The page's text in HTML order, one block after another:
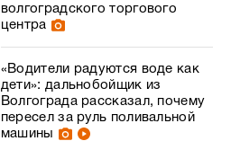
волгоградского торгового
центра
«Водители радуются воде как
дети»: дальнобойщик из
Волгограда рассказал, почему
пересел за руль поливальной
машины